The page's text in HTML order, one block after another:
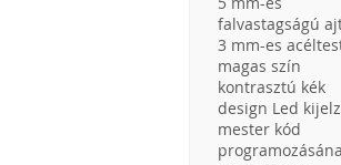
falvastagságú
3 mm-es
magas szín
kontrasztú kék
design Led
mester kód